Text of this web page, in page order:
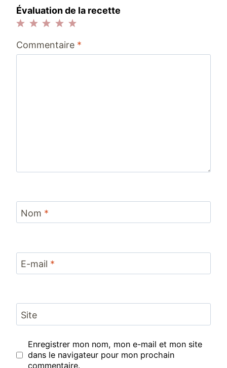
Évaluation de la recette
étoiles
étoiles
étoiles
étoiles
étoile
Commentaire *
Nom *
E-mail *
Site
Enregistrer mon nom, mon e-mail et mon site
dans le navigateur pour mon prochain
commentaire.